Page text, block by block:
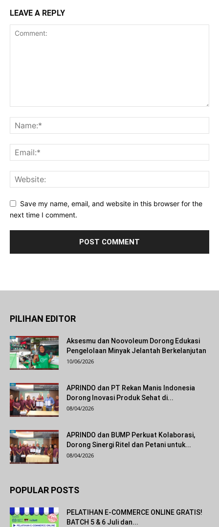
LEAVE A REPLY
Save my name, email, and website in this browser for the
next time I comment.
PILIHAN EDITOR
Aksesmu dan Noovoleum Dorong Edukasi
Pengelolaan Minyak Jelantah Berkelanjutan
10/06/2026
APRINDO dan PT Rekan Manis Indonesia
Dorong Inovasi Produk Sehat di...
08/04/2026
APRINDO dan BUMP Perkuat Kolaborasi,
Dorong Sinergi Ritel dan Petani untuk...
08/04/2026
POPULAR POSTS
PELATIHAN E-COMMERCE ONLINE GRATIS!
BATCH 5 & 6 Juli dan...